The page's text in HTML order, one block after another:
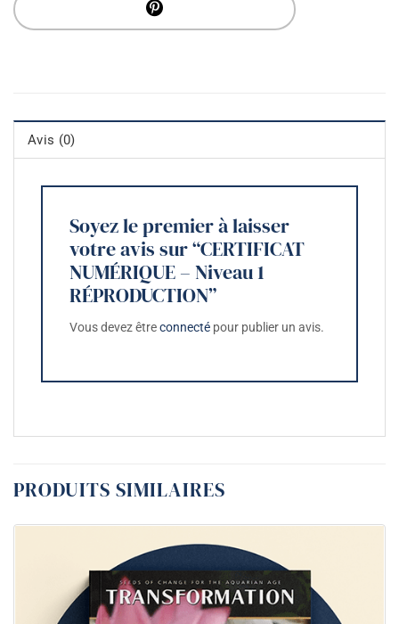
Avis (0)
Soyez le premier à laisser
votre avis sur “CERTIFICAT
NUMÉRIQUE – Niveau 1
RÉPRODUCTION”
Vous devez êtreconnecté pour publier un avis.
PRODUITS SIMILAIRES